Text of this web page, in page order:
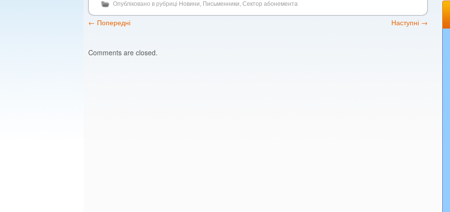
Опубліковано в рубриці Новини, Письменники, Сектор абонемента
← Попередні Наступні →
Comments are closed.